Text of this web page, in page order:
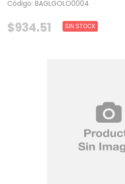
Código: BAGLGOLO0004
$934.51 SIN STOCK